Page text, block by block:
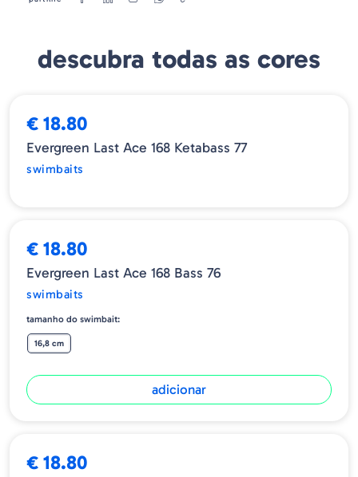
descubra todas as cores
€ 18.80
Evergreen Last Ace 168 Ketabass 77
swimbaits
€ 18.80
Evergreen Last Ace 168 Bass 76
swimbaits
tamanho do swimbait:
16,8 cm
adicionar
€ 18.80